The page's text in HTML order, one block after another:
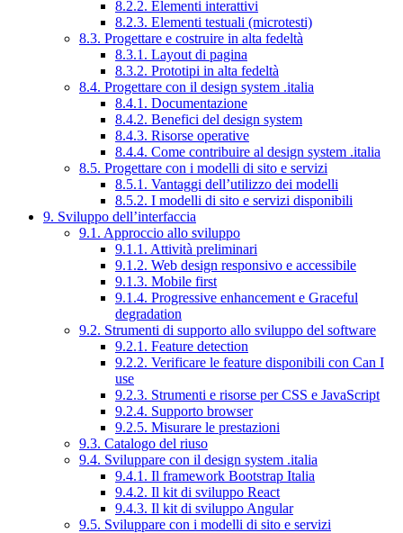
8.2.2. Elementi interattivi
8.2.3. Elementi testuali (microtesti)
8.3. Progettare e costruire in alta fedeltà
8.3.1. Layout di pagina
8.3.2. Prototipi in alta fedeltà
8.4. Progettare con il design system .italia
8.4.1. Documentazione
8.4.2. Benefici del design system
8.4.3. Risorse operative
8.4.4. Come contribuire al design system .italia
8.5. Progettare con i modelli di sito e servizi
8.5.1. Vantaggi dell’utilizzo dei modelli
8.5.2. I modelli di sito e servizi disponibili
9. Sviluppo dell’interfaccia
9.1. Approccio allo sviluppo
9.1.1. Attività preliminari
9.1.2. Web design responsivo e accessibile
9.1.3. Mobile first
9.1.4. Progressive enhancement e Graceful
degradation
9.2. Strumenti di supporto allo sviluppo del software
9.2.1. Feature detection
9.2.2. Verificare le feature disponibili con Can I
use
9.2.3. Strumenti e risorse per CSS e JavaScript
9.2.4. Supporto browser
9.2.5. Misurare le prestazioni
9.3. Catalogo del riuso
9.4. Sviluppare con il design system .italia
9.4.1. Il framework Bootstrap Italia
9.4.2. Il kit di sviluppo React
9.4.3. Il kit di sviluppo Angular
9.5. Sviluppare con i modelli di sito e servizi